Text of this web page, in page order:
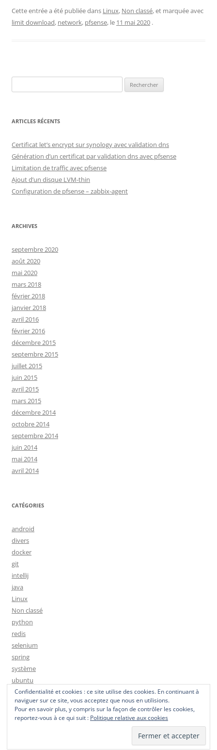
Cette entrée a été publiée dans Linux, Non classé, et marquée avec
limit download, network, pfsense, le 11 mai 2020 .
ARTICLES RÉCENTS
Certificat let’s encrypt sur synology avec validation dns
Génération d’un certificat par validation dns avec pfsense
Limitation de traffic avec pfsense
Ajout d’un disque LVM-thin
Configuration de pfsense – zabbix-agent
ARCHIVES
septembre 2020
août 2020
mai 2020
mars 2018
février 2018
janvier 2018
avril 2016
février 2016
décembre 2015
septembre 2015
juillet 2015
juin 2015
avril 2015
mars 2015
décembre 2014
octobre 2014
septembre 2014
juin 2014
mai 2014
avril 2014
CATÉGORIES
android
divers
docker
git
intellij
java
Linux
Non classé
python
redis
selenium
spring
système
ubuntu
Confidentialité et cookies : ce site utilise des cookies. En continuant à
naviguer sur ce site, vous acceptez que nous en utilisions.
Pour en savoir plus, y compris sur la façon de contrôler les cookies,
reportez-vous à ce qui suit : Politique relative aux cookies